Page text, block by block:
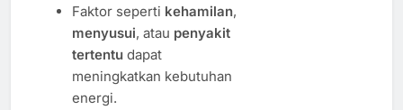
Faktor seperti kehamilan,
menyusui, atau penyakit
tertentudapat
meningkatkan kebutuhan
energi.